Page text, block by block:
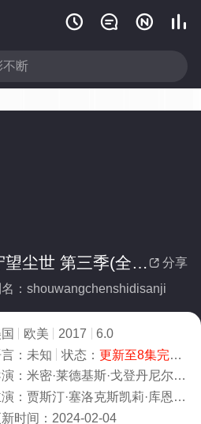
   
 分享
守望尘世 第三季(全集)
名：shouwangchenshidisanji
欧美 2017
6.0
： 未知 状态： 更新至8集完结
： 米密·莱德基斯·戈登丹尼尔·沙克海姆妮可·卡索卡尔·弗兰克林克雷格·卓贝
： 贾斯汀·塞洛克斯凯莉·库恩艾米·布伦尼曼斯科特·格伦
时间： 2024-02-04